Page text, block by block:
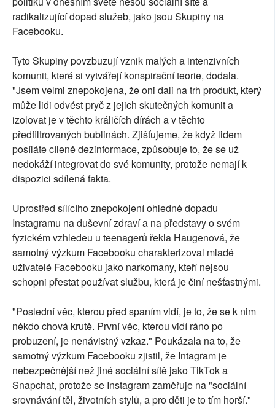
radikalizující dopad služeb, jako jsou Skupiny na
Facebooku.
Tyto Skupiny povzbuzují vznik malých a intenzivních
komunit, které si vytvářejí konspirační teorie, dodala.
"Jsem velmi znepokojena, že oni dali na trh produkt, který
může lidi odvést pryč z jejich skutečných komunit a
izolovat je v těchto králičích dírách a v těchto
předfiltrovaných bublinách. Zjišťujeme, že když lidem
posíláte cíleně dezinformace, způsobuje to, že se už
nedokáží integrovat do své komunity, protože nemají k
dispozici sdílená fakta.
Uprostřed sílícího znepokojení ohledně dopadu
Instagramu na duševní zdraví a na představy o svém
fyzickém vzhledeu u teenagerů řekla Haugenová, že
samotný výzkum Facebooku charakterizoval mladé
uživatelé Facebooku jako narkomany, kteří nejsou
schopni přestat používat službu, která je činí nešťastnými.
"Poslední věc, kterou před spaním vidí, je to, že se k nim
někdo chová krutě. První věc, kterou vidí ráno po
probuzení, je nenávistný vzkaz." Poukázala na to, že
samotný výzkum Facebooku zjistil, že Intagram je
nebezpečnější než jiné sociální sítě jako TikTok a
Snapchat, protože se Instagram zaměřuje na "sociální
srovnávání těl, životních stylů, a pro děti je to tím horší."